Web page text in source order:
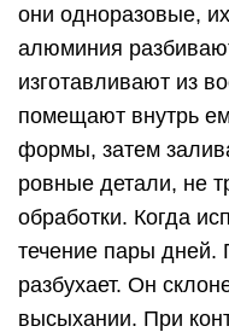
они одноразовые,
алюминия
изготавливают из
помещают внутрь
формы, затем
ровные детали, не
обработки. Когда
течение пары дней.
разбухает. Он
высыхании. При